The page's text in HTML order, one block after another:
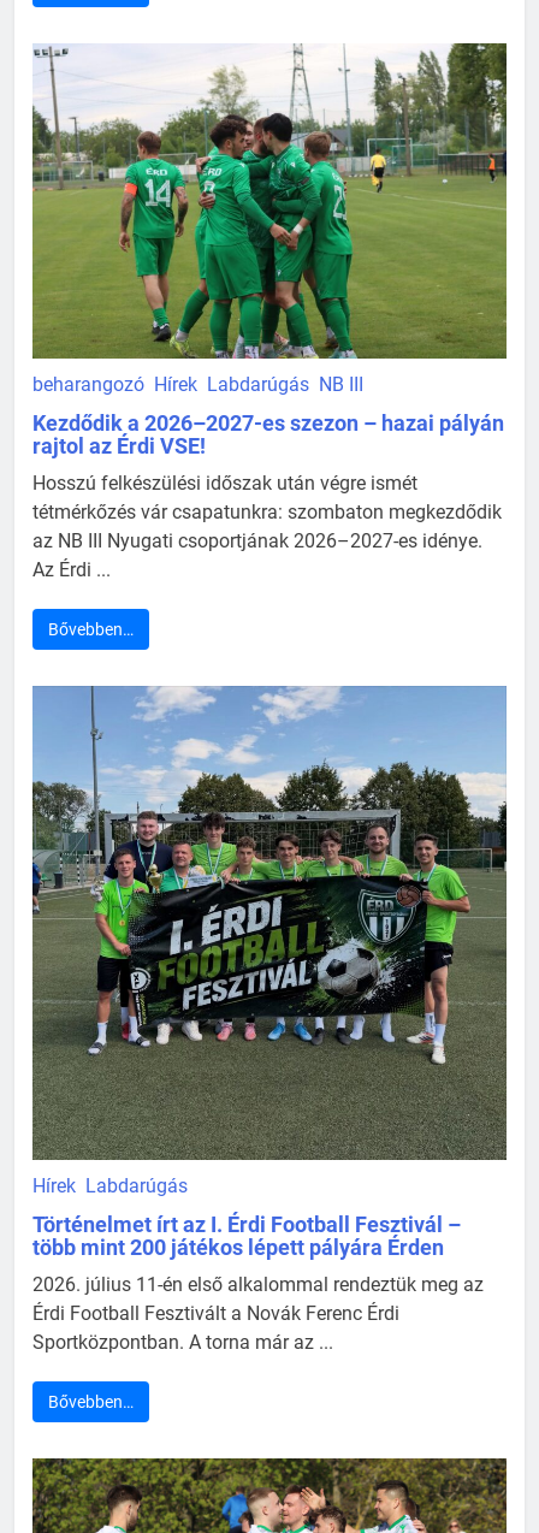
beharangozó Hírek Labdarúgás NB III
Kezdődik a 2026–2027-es szezon – hazai pályán
rajtol az Érdi VSE!
Hosszú felkészülési időszak után végre ismét
tétmérkőzés vár csapatunkra: szombaton megkezdődik
az NB III Nyugati csoportjának 2026–2027-es idénye.
Az Érdi ...
Bővebben…
Hírek Labdarúgás
Történelmet írt az I. Érdi Football Fesztivál –
több mint 200 játékos lépett pályára Érden
2026. július 11-én első alkalommal rendeztük meg az
Érdi Football Fesztivált a Novák Ferenc Érdi
Sportközpontban. A torna már az ...
Bővebben…